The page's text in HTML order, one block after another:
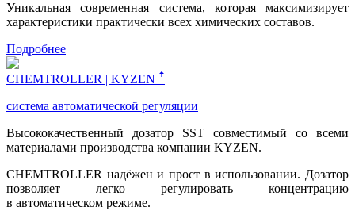
Уникальная современная система, которая максимизирует
характеристики практически всех химических составов.
Подробнее
CHEMTROLLER | KYZEN ꜛ
система автоматической регуляции
Высококачественный дозатор SST совместимый со всеми
материалами производства компании KYZEN.
CHEMTROLLER надёжен и прост в использовании. Дозатор
позволяет легко регулировать концентрацию
в автоматическом режиме.